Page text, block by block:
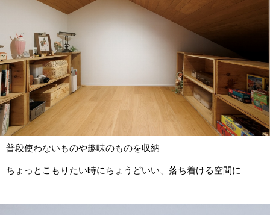
普段使わないものや趣味のものを収納
ちょっとこもりたい時にちょうどいい、落ち着ける空間に